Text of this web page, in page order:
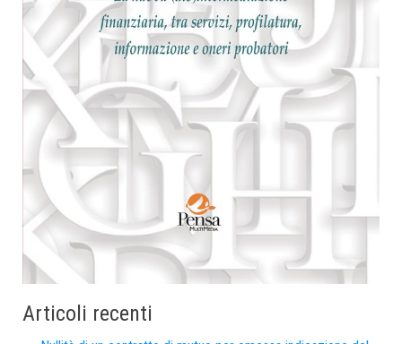
Articoli recenti